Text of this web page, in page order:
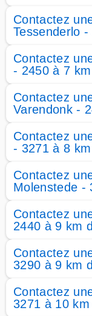
Contactez
Tessenderlo
Contactez
- 2450 à 7
Contactez
Varendonk -
Contactez
- 3271 à 8
Contactez
Molenstede -
Contactez
2440 à 9 km
Contactez
3290 à 9 km
Contactez
3271 à 10